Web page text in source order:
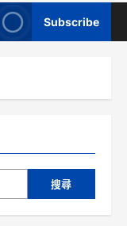
Subscribe
搜尋